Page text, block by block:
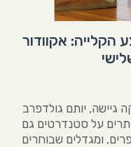
אקוודור
גיישה, יותם גולדפרב
על סטנדרטים גם
ומגדלים שבוחרים